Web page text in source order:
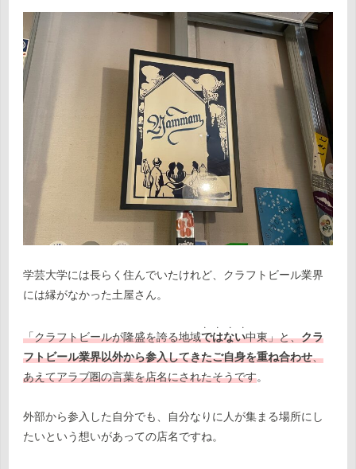
学芸大学には長らく住んでいたけれど、クラフトビール業界
には縁がなかった土屋さん。
「クラフトビールが隆盛を誇る地域ではない
・ ・ ・ ・
中東」と、クラ
フトビール業界以外から参入してきたご自身を重ね合わせ、
あえてアラブ圏の言葉を店名にされたそうです。
外部から参入した自分でも、自分なりに人が集まる場所にし
たいという想いがあっての店名ですね。